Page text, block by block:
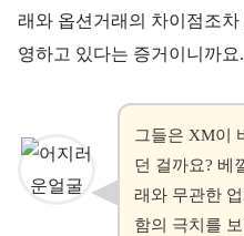
래와 옵션거래의 차이점조
영하고 있다는 증거이니까요.
그들은 XM이
던 걸까요? 베
래와 무관한
함의 극치를